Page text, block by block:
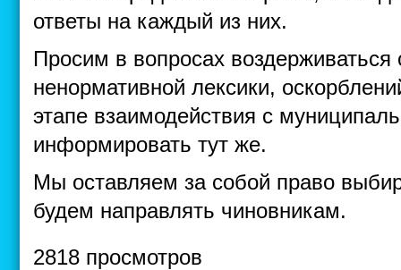
ответы на каждый из них.
Просим в вопросах воздерживаться
ненормативной лексики,
этапе взаимодействия с
информировать тут же.
Мы оставляем за собой право
будем направлять чиновникам.
2818 просмотров